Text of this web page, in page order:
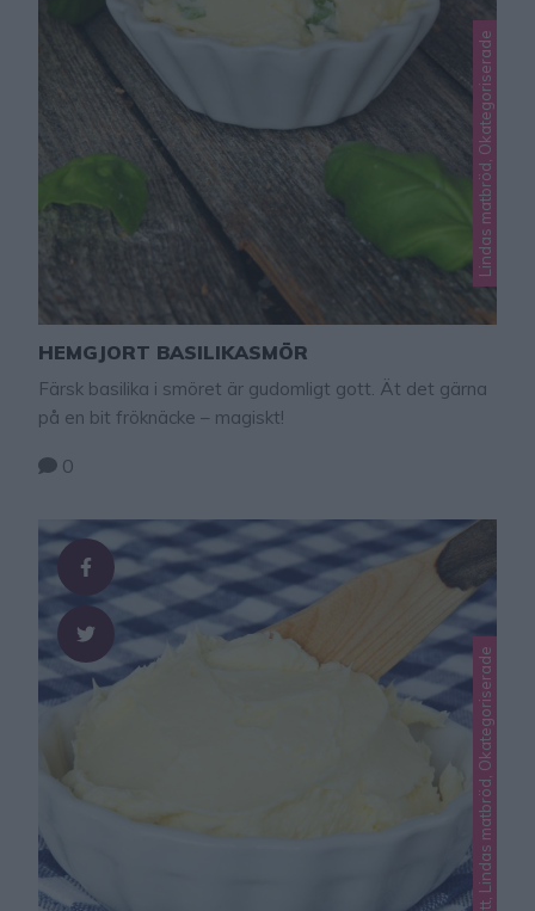
Lindas matbröd, Okategoriserade
HEMGJORT BASILIKASMÖR
Färsk basilika i smöret är gudomligt gott. Ät det gärna
på en bit fröknäcke – magiskt!
0
Lindas glutenfritt, Lindas matbröd, Okategoriserade